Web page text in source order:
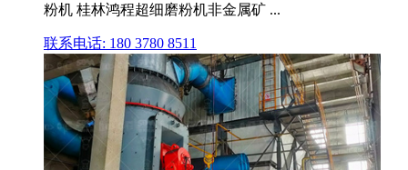
粉机 桂林鸿程超细磨粉机非金属矿 ...
联系电话: 180 3780 8511